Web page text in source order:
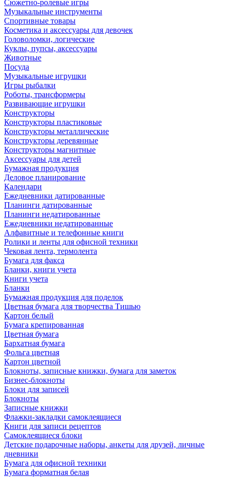
Сюжетно-ролевые игры
Музыкальные инструменты
Спортивные товары
Косметика и аксессуары для девочек
Головоломки, логические
Куклы, пупсы, аксессуары
Животные
Посуда
Музыкальные игрушки
Игры рыбалки
Роботы, трансформеры
Развивающие игрушки
Конструкторы
Конструкторы пластиковые
Конструкторы металлические
Конструкторы деревянные
Конструкторы магнитные
Аксессуары для детей
Бумажная продукция
Деловое планирование
Календари
Ежедневники датированные
Планинги датированные
Планинги недатированные
Ежедневники недатированные
Алфавитные и телефонные книги
Ролики и ленты для офисной техники
Чековая лента, термолента
Бумага для факса
Бланки, книги учета
Книги учета
Бланки
Бумажная продукция для поделок
Цветная бумага для творчества Тишью
Картон белый
Бумага крепированная
Цветная бумага
Бархатная бумага
Фольга цветная
Картон цветной
Блокноты, записные книжки, бумага для заметок
Бизнес-блокноты
Блоки для записей
Блокноты
Записные книжки
Флажки-закладки самоклеящиеся
Книги для записи рецептов
Самоклеящиеся блоки
Детские подарочные наборы, анкеты для друзей, личные
дневники
Бумага для офисной техники
Бумага форматная белая